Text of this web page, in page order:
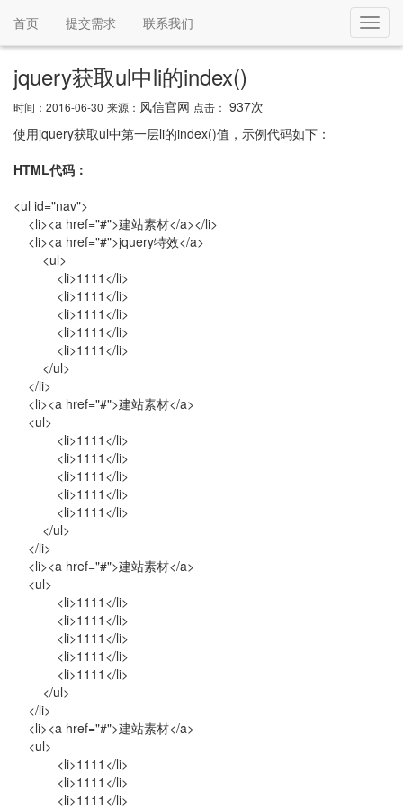
首页 提交需求 联系我们
jquery获取ul中li的index()
时间：2016-06-30 来源： 风信官网 点击： 937次
使用jquery获取ul中第一层li的index()值，示例代码如下：
HTML代码：
<ul id="nav">
<li><a href="#">建站素材</a></li>
<li><a href="#">jquery特效</a>
<ul>
<li>1111</li>
<li>1111</li>
<li>1111</li>
<li>1111</li>
<li>1111</li>
</ul>
</li>
<li><a href="#">建站素材</a>
<ul>
<li>1111</li>
<li>1111</li>
<li>1111</li>
<li>1111</li>
<li>1111</li>
</ul>
</li>
<li><a href="#">建站素材</a>
<ul>
<li>1111</li>
<li>1111</li>
<li>1111</li>
<li>1111</li>
<li>1111</li>
</ul>
</li>
<li><a href="#">建站素材</a>
<ul>
<li>1111</li>
<li>1111</li>
<li>1111</li>